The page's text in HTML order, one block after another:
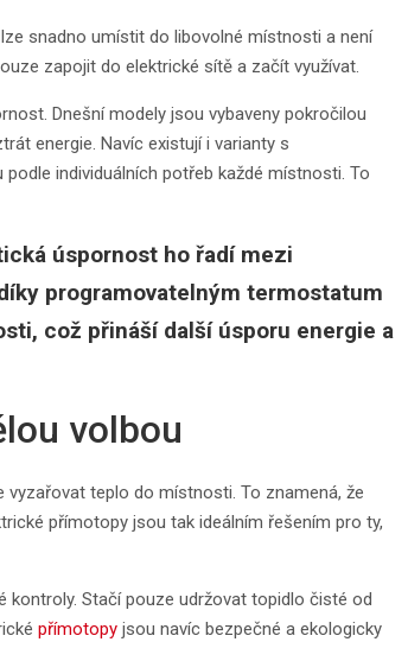
snadno umístit do libovolné místnosti a není
zapojit do elektrické sítě a začít využívat.
Dnešní modely jsou vybaveny pokročilou
energie. Navíc existují i varianty s
individuálních potřeb každé místnosti. To
úspornost ho řadí mezi
programovatelným termostatum
což přináší další úsporu energie a
volbou
vyzařovat teplo do místnosti. To znamená, že
přímotopy jsou tak ideálním řešením pro ty,
kontroly. Stačí pouze udržovat topidlo čisté od
přímotopy jsou navíc bezpečné a ekologicky